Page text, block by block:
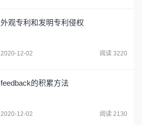
外观专利和发明专利侵权
2020-12-02 阅读 3220
feedback的积累方法
2020-12-02 阅读 2130